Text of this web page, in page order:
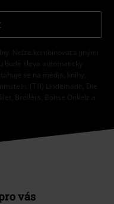
Nelze kombinovat s jinými
bude sleva automaticky
se na média, knihy,
(Till) Lindemann, Die
Broilers, Böhse Onkelz a
vás